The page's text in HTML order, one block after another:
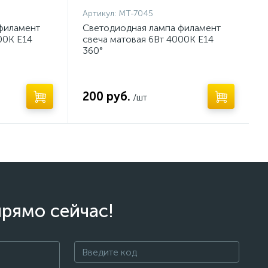
E14
Артикул: MT-7045
Светодиодная лампа филамент
свеча матовая 6Вт 4000K E14
360°
200 руб. /шт
сейчас!